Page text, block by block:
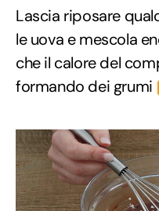
Lascia riposare
le uova e mescola
che il calore del
formando dei grumi